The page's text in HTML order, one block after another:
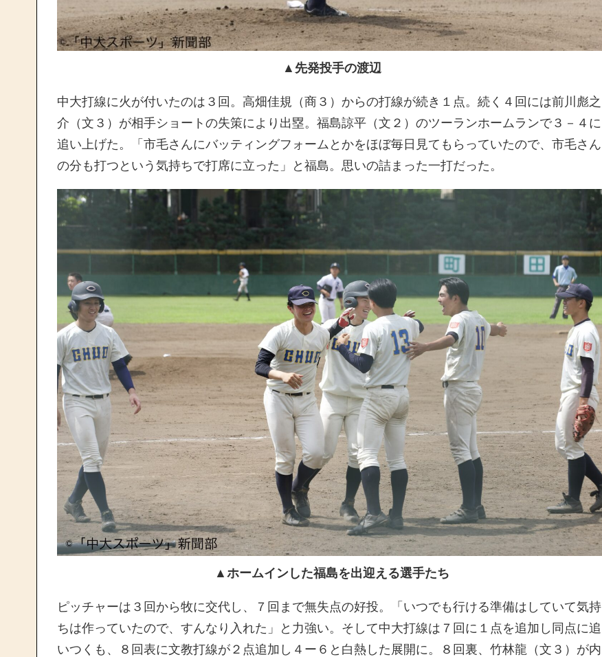
▲先発投手の渡辺
中大打線に火が付いたのは３回。高畑佳規（商３）からの打線が続き１点。続く４回には前川彪之
介（文３）が相手ショートの失策により出塁。福島諒平（文２）のツーランホームランで３－４に
追い上げた。「市毛さんにバッティングフォームとかをほぼ毎日見てもらっていたので、市毛さん
の分も打つという気持ちで打席に立った」と福島。思いの詰まった一打だった。
▲ホームインした福島を出迎える選手たち
ピッチャーは３回から牧に交代し、７回まで無失点の好投。「いつでも行ける準備はしていて気持
ちは作っていたので、すんなり入れた」と力強い。そして中大打線は７回に１点を追加し同点に追
いつくも、８回表に文教打線が２点追加し４ー６と白熱した展開に。８回裏、竹林龍（文３）が内